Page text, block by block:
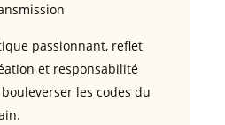
passionnant, reflet
et responsabilité
les codes du